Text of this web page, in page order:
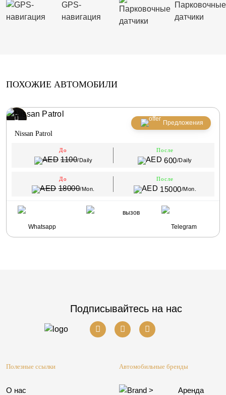
GPS-
навигация
Парковочные
датчики
ПОХОЖИЕ АВТОМОБИЛИ
Предложения
Nissan Patrol
До
1100/Daily
После
600/Daily
До
18000/Mon.
После
15000/Mon.
Whatsapp
вызов
Telegram
Подписывайтесь на нас
Полезные ссылки
О нас
Автомобильные бренды
Аренда